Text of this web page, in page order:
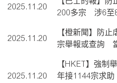
2025.11.20
200多宗 涉6至
2025.11.20
【橙新聞】防
宗舉報或查詢
2025.11.20
【HKET】強制
年接1144宗求